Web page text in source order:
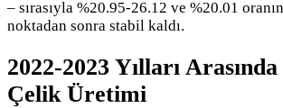
– sırasıyla %20.95-26.12 ve %20.01
noktadan sonra stabil kaldı.
2022-2023 Yılları
Çelik Üretimi